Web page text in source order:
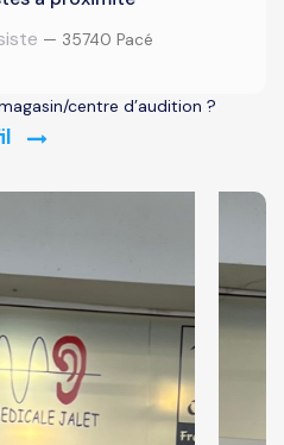
— 35740 Pacé
centre d’audition ?